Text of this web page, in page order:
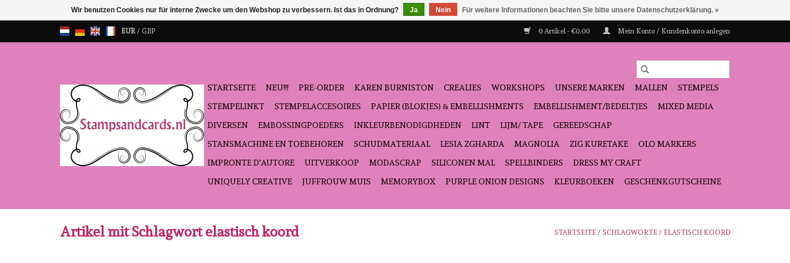
EUR/ GBP 0 Artikel - €0,00 Mein Konto / Kundenkonto anlegen
STARTSEITE NEU!!! PRE-ORDER KAREN BURNISTON CREALIES WORKSHOPS UNSERE MARKEN MALLEN
STEMPELS
STEMPELINKT
STEMPELACCESOIRES PAPIER (BLOKJES) & EMBELLISHMENTS EMBELLISHMENT/BEDELTJES
MIXED MEDIA
DIVERSEN
EMBOSSINGPOEDERS INKLEURBENODIGDHEDEN LINT LIJM/ TAPE
GEREEDSCHAP
STANSMACHINE EN TOEBEHOREN
SCHUDMATERIAAL LESIA ZGHARDA MAGNOLIA ZIG KURETAKE
OLO MARKERS
IMPRONTE D'AUTORE
UITVERKOOP MODASCRAP SILICONEN MAL SPELLBINDERS
DRESS MY CRAFT
UNIQUELY CREATIVE
JUFFROUW MUIS MEMORYBOX PURPLE ONION DESIGNS KLEURBOEKEN GESCHENKGUTSCHEINE
Artikel mit Schlagwort elastisch koord STARTSEITE / SCHLAGWORTE / ELASTISCH KOORD
Wir benutzen Cookies nur für interne Zwecke um den Webshop zu verbessern. Ist das in Ordnung? Ja Nein Für weitere Informationen beachten Sie bitte unsere Datenschutzerklärung. »